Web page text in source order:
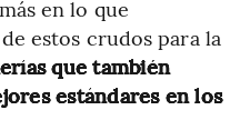
en lo que
estos crudos para la
que también
estándares en los